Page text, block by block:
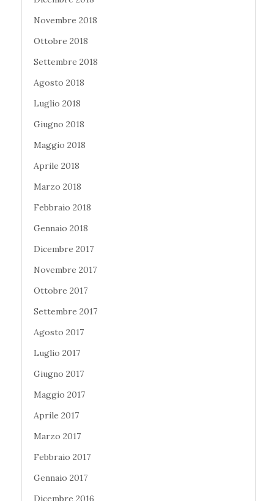
Novembre 2018
Ottobre 2018
Settembre 2018
Agosto 2018
Luglio 2018
Giugno 2018
Maggio 2018
Aprile 2018
Marzo 2018
Febbraio 2018
Gennaio 2018
Dicembre 2017
Novembre 2017
Ottobre 2017
Settembre 2017
Agosto 2017
Luglio 2017
Giugno 2017
Maggio 2017
Aprile 2017
Marzo 2017
Febbraio 2017
Gennaio 2017
Dicembre 2016